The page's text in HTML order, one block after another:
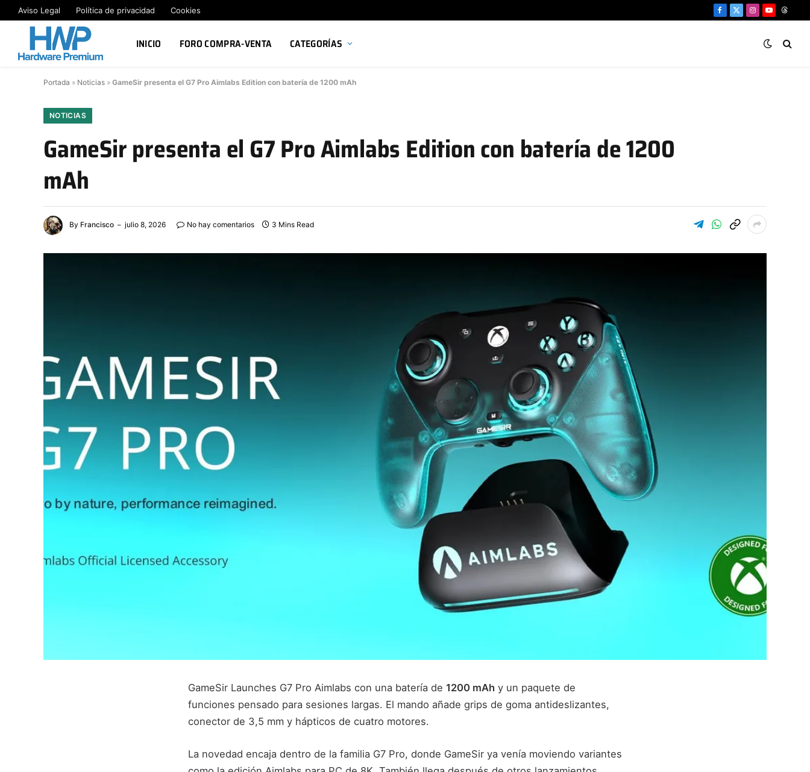
Aviso Legal Política de privacidad Cookies
Facebook
X
Instagram
YouTube
INICIO FORO COMPRA-VENTA CATEGORÍAS
Portada » Noticias » GameSir presenta el G7 Pro Aimlabs Edition con batería de 1200 mAh
NOTICIAS
GameSir presenta el G7 Pro Aimlabs Edition con batería de 1200
mAh
By Francisco julio 8, 2026 No hay comentarios 3 Mins Read
GameSir Launches G7 Pro Aimlabs con una batería de 1200 mAh y un paquete de
funciones pensado para sesiones largas. El mando añade grips de goma antideslizantes,
conector de 3,5 mm y hápticos de cuatro motores.
La novedad encaja dentro de la familia G7 Pro, donde GameSir ya venía moviendo variantes